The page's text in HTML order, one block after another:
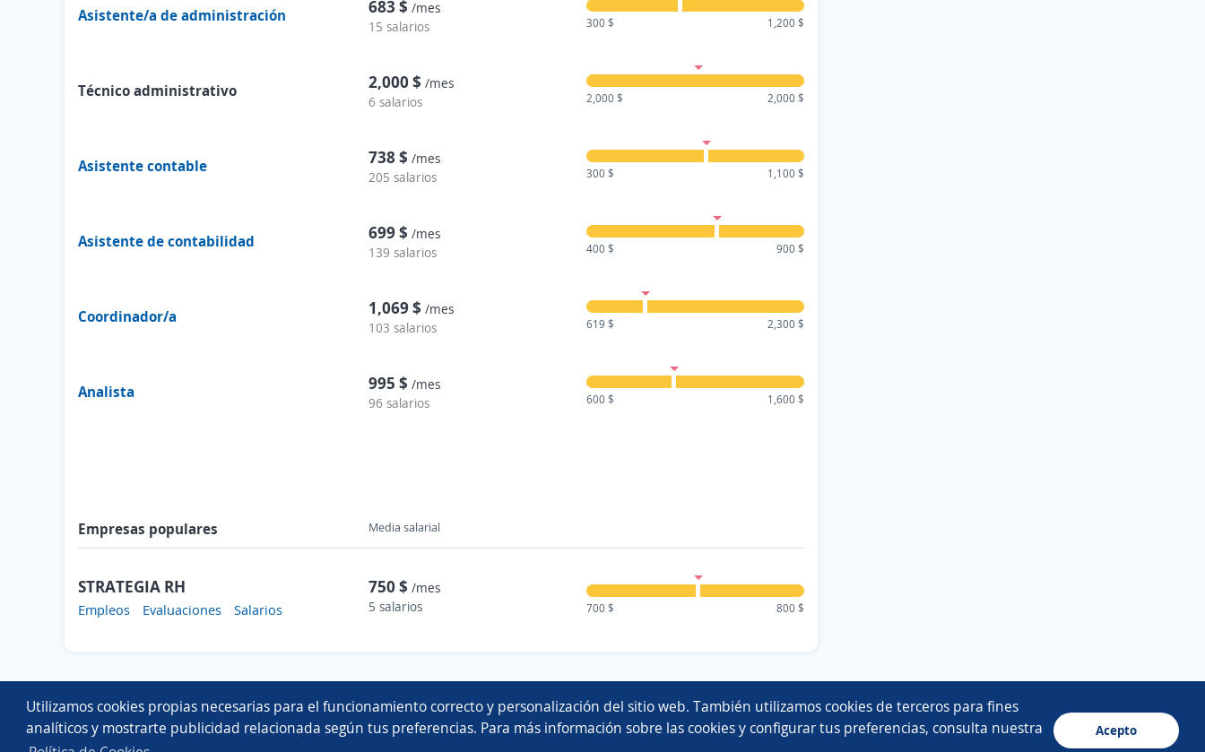
Utilizamos cookies propias necesarias para el funcionamiento correcto y personalización del sitio web. También utilizamos cookies de terceros para fines
analíticos y mostrarte publicidad relacionada según tus preferencias. Para más información sobre las cookies y configurar tus preferencias, consulta nuestra
Acepto
Asistente/a de administración 683 $ /mes
15 salarios
300 $ 1,200 $
Técnico administrativo 2,000 $ /mes
6 salarios
2,000 $ 2,000 $
Asistente contable 738 $ /mes
205 salarios
300 $ 1,100 $
Asistente de contabilidad 699 $ /mes
139 salarios
400 $ 900 $
Coordinador/a 1,069 $ /mes
103 salarios
619 $ 2,300 $
Analista 995 $ /mes
96 salarios
600 $ 1,600 $
Empresas populares Media salarial
STRATEGIA RH
Empleos Evaluaciones Salarios
750 $ /mes
5 salarios
700 $ 800 $
Aviso legal/privacidad